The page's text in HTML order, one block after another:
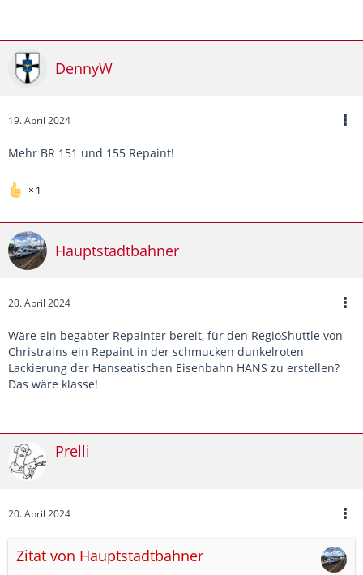
DennyW
19. April 2024
Mehr BR 151 und 155 Repaint!
1
Hauptstadtbahner
20. April 2024
Wäre ein begabter Repainter bereit, für den RegioShuttle von
Christrains ein Repaint in der schmucken dunkelroten
Lackierung der Hanseatischen Eisenbahn HANS zu erstellen?
Das wäre klasse!
Prelli
20. April 2024
Zitat von Hauptstadtbahner